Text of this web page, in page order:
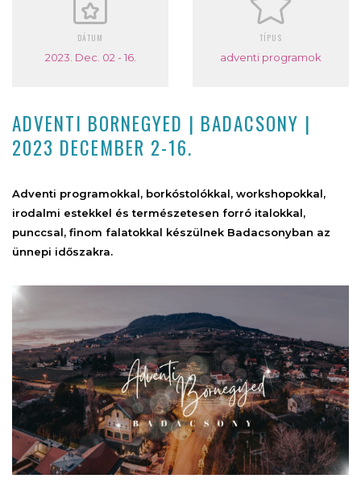
DÁTUM
2023. Dec. 02 - 16.
TÍPUS
adventi programok
ADVENTI BORNEGYED | BADACSONY |
2023 DECEMBER 2-16.
Adventi programokkal, borkóstolókkal, workshopokkal,
irodalmi estekkel és természetesen forró italokkal,
punccsal, finom falatokkal készülnek Badacsonyban az
ünnepi időszakra.